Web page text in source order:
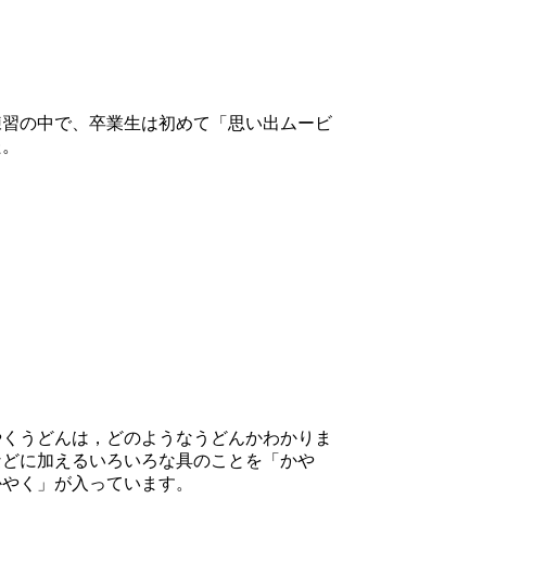
の中で、卒業生は初めて「思い出ムービ
うどんは，どのようなうどんかわかりま
に加えるいろいろな具のことを「かや
く」が入っています。